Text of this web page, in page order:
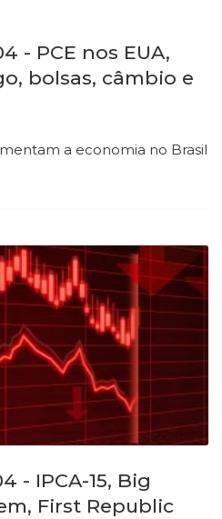
- PCE nos EUA,
bolsas, câmbio e
a economia no Brasil
- IPCA-15, Big
First Republic